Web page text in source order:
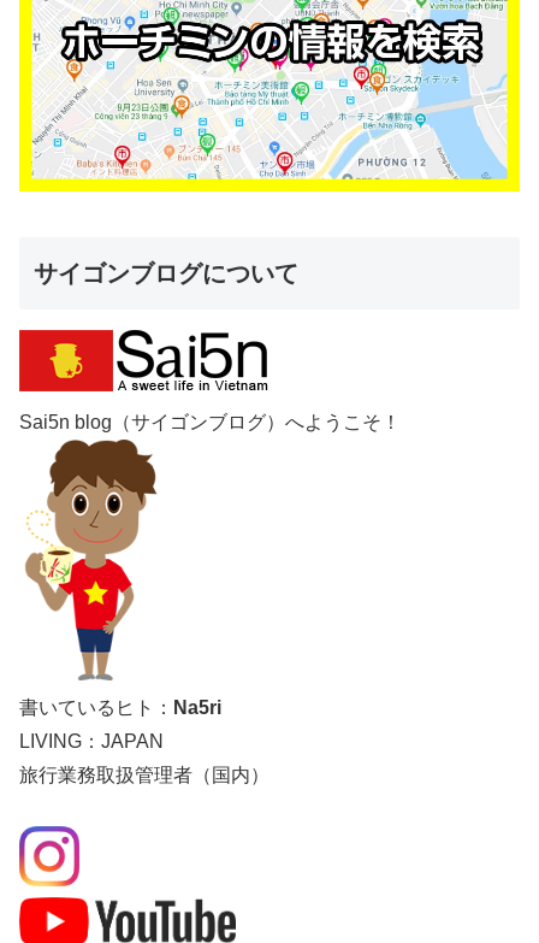
サイゴンブログについて
Sai5n blog（サイゴンブログ）へようこそ！
書いているヒト： Na5ri
LIVING：JAPAN
旅行業務取扱管理者（国内）